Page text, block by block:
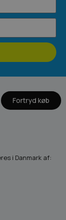
Fortryd køb
i Danmark af: